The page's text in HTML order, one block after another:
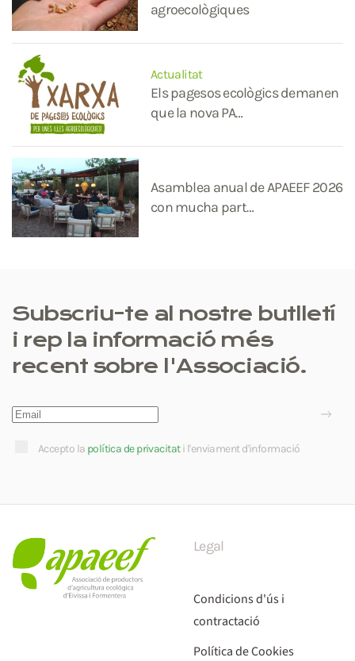
agroecològiques
Actualitat
Els pagesos ecològics demanen
que la nova PA…
Asamblea anual de APAEEF 2026
con mucha part…
Subscriu-te al nostre butlletí
i rep la informació més
recent sobre l'Associació.
Accepto la política de privacitati l'enviament d'informació
Legal
Condicions d'ús i
contractació
Política de Cookies